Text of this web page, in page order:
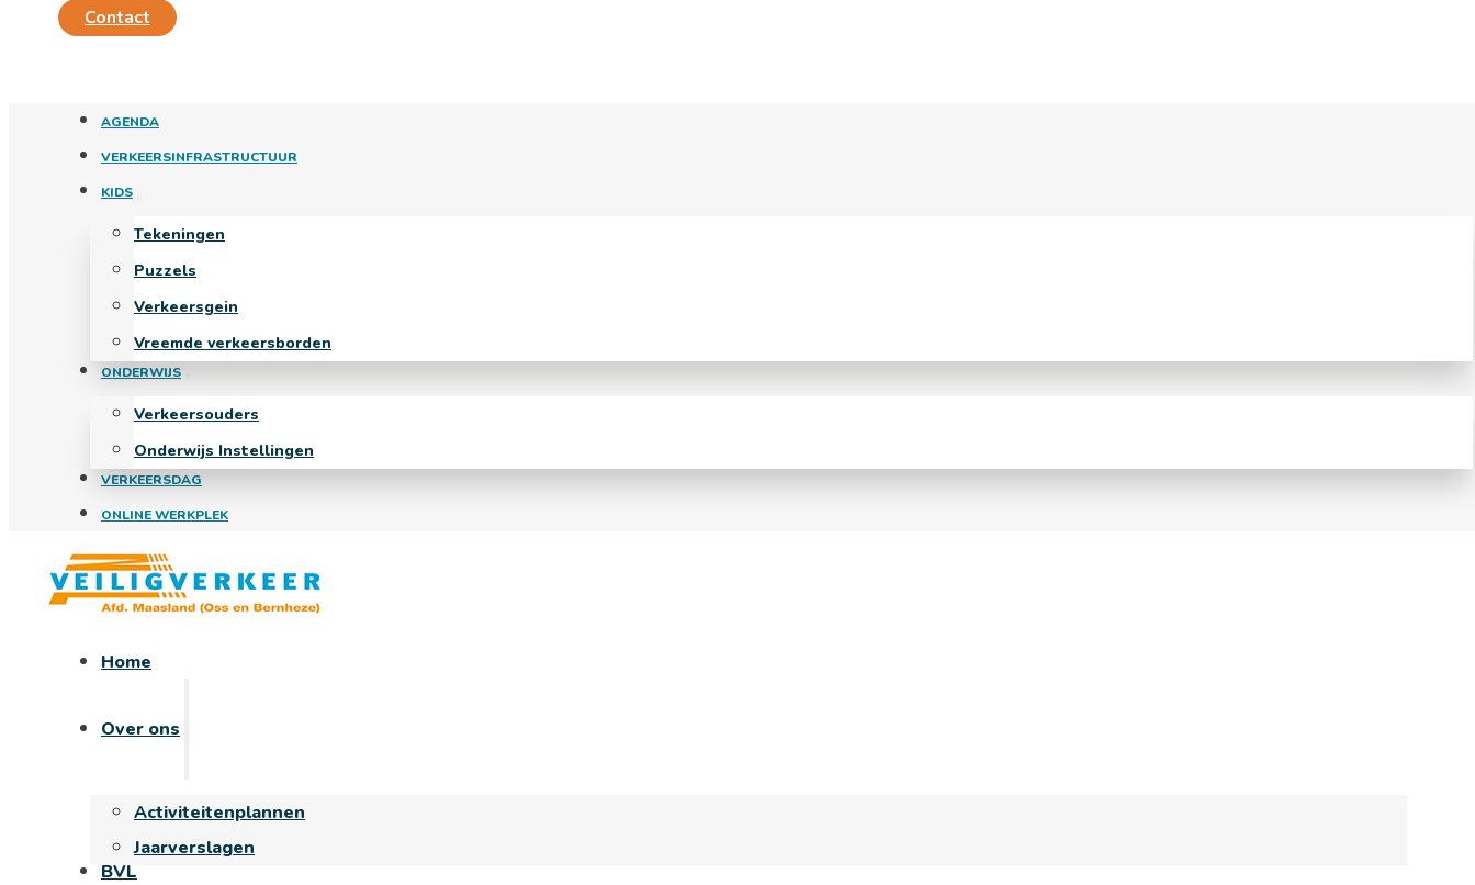
Contact
AGENDA
VERKEERSINFRASTRUCTUUR
KIDS
Tekeningen
Puzzels
Verkeersgein
Vreemde verkeersborden
ONDERWIJS
Verkeersouders
Onderwijs Instellingen
VERKEERSDAG
ONLINE WERKPLEK
Home
Over ons
Activiteitenplannen
Jaarverslagen
BVL